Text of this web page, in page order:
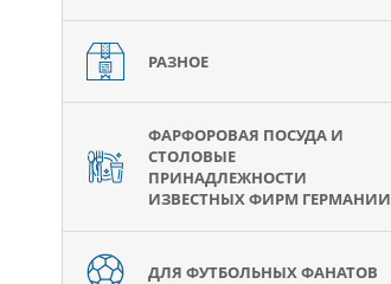
РАЗНОЕ
ФАРФОРОВАЯ ПОСУДА И
СТОЛОВЫЕ
ПРИНАДЛЕЖНОСТИ
ИЗВЕСТНЫХ ФИРМ ГЕРМАНИИ
ДЛЯ ФУТБОЛЬНЫХ ФАНАТОВ